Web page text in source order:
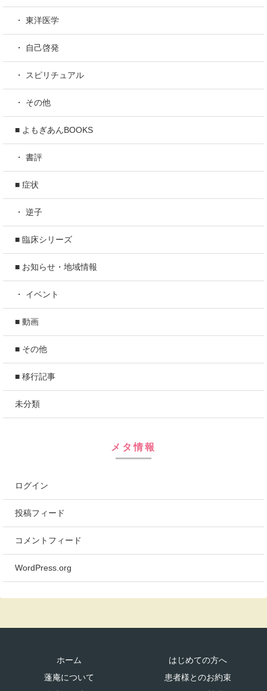
・ 東洋医学
・ 自己啓発
・ スピリチュアル
・ その他
■ よもぎあんBOOKS
・ 書評
■ 症状
・ 逆子
■ 臨床シリーズ
■ お知らせ・地域情報
・ イベント
■ 動画
■ その他
■ 移行記事
未分類
メタ情報
ログイン
投稿フィード
コメントフィード
WordPress.org
ホーム
はじめての方へ
蓬庵について
患者様とのお約束